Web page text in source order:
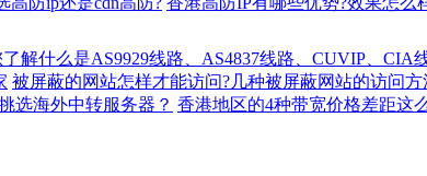
解什么是AS9929线路、AS4837线路、CUVIP、CIA
被屏蔽的网站怎样才能访问?几种被屏蔽网站的访问方
选海外中转服务器？ 香港地区的4种带宽价格差距这